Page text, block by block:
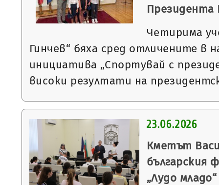
Президента
Четирима
Гинчев“ бяха сред отличените в
инициатива „Спортувай с
високи резултати на
23.06.2026
Кметът
българския
„Лудо младо“